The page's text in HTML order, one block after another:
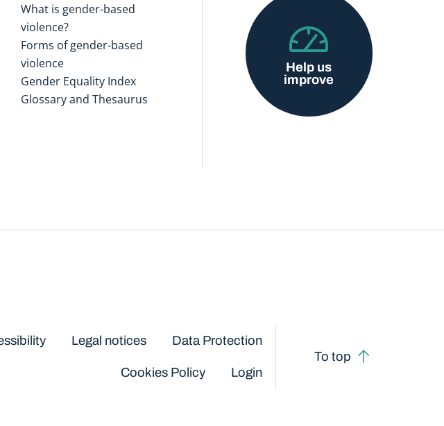
What is gender-based
violence?
Forms of gender-based
violence
Gender Equality Index
Glossary and Thesaurus
Help us
improve
Legal notices Data Protection
Cookies Policy Login
To top